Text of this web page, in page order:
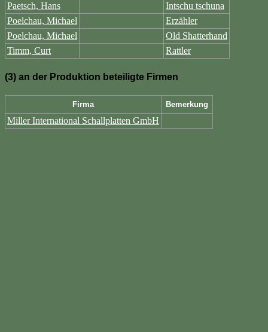
Paetsch, Hans
Intschu tschuna
Poelchau, Michael
Erzähler
Poelchau, Michael
Old Shatterhand
Timm, Curt
Rattler
(3) an der Produktion beteiligte Firmen
Firma Bemerkung
Miller International Schallplatten GmbH